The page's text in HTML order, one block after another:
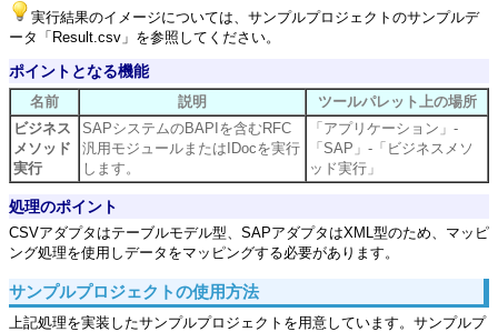
実行結果のイメージについては、サンプルプロジェクトのサンプルデ
ータ「Result.csv」を参照してください。
ポイントとなる機能
名前 説明
ツールパレット上の場所
ビジネス
メソッド
実行
SAPシステムのBAPIを含むRFC
汎用モジュールまたはIDocを実行
します。
「アプリケーション」-
「SAP」-「ビジネスメソ
ッド実行」
処理のポイント
CSVアダプタはテーブルモデル型、SAPアダプタはXML型のため、マッピ
ング処理を使用しデータをマッピングする必要があります。
サンプルプロジェクトの使用方法
上記処理を実装したサンプルプロジェクトを用意しています。サンプルプ